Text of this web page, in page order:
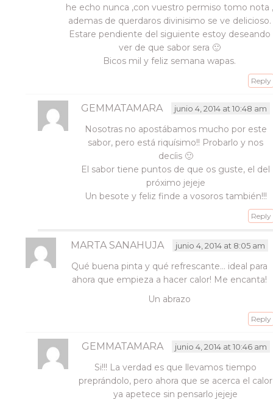
he echo nunca ,con vuestro permiso tomo nota ,
ademas de querdaros divinisimo se ve delicioso.
Estare pendiente del siguiente estoy deseando
ver de que sabor sera 🙂
Bicos mil y feliz semana wapas.
Reply
GEMMATAMARA junio 4, 2014 at 10:48 am
Nosotras no apostábamos mucho por este
sabor, pero está riquísimo!! Probarlo y nos
decíis 🙂
El sabor tiene puntos de que os guste, el del
próximo jejeje
Un besote y feliz finde a vosoros también!!!
Reply
MARTA SANAHUJA junio 4, 2014 at 8:05 am
Qué buena pinta y qué refrescante… ideal para
ahora que empieza a hacer calor! Me encanta!
Un abrazo
Reply
GEMMATAMARA junio 4, 2014 at 10:46 am
Si!!! La verdad es que llevamos tiempo
preprándolo, pero ahora que se acerca el calor
ya apetece sin pensarlo jejeje